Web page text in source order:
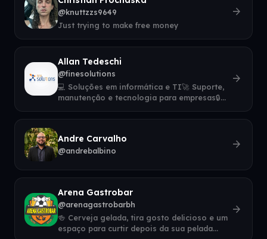
@knuttzzs9649
Just trying to make free money
arrow_forward
Allan Tedeschi
@finesolutions
💻 Soluções em informática e TI🚀 Suporte,
manutenção e tecnologia para empresas🔒
arrow_forward
Andre Carvalho
@andrebalbino arrow_forward
Arena Gastrobar
@arenagastrobarbh
🍻 Cerveja gelada, tira gosto delicioso e um
espaço para curtir depois da sua pelada
arrow_forward